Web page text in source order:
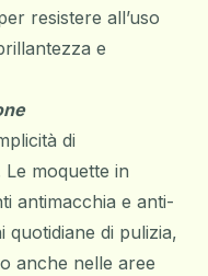
resistere all’uso
e
di
moquette in
antimacchia e anti-
di pulizia,
anche nelle aree